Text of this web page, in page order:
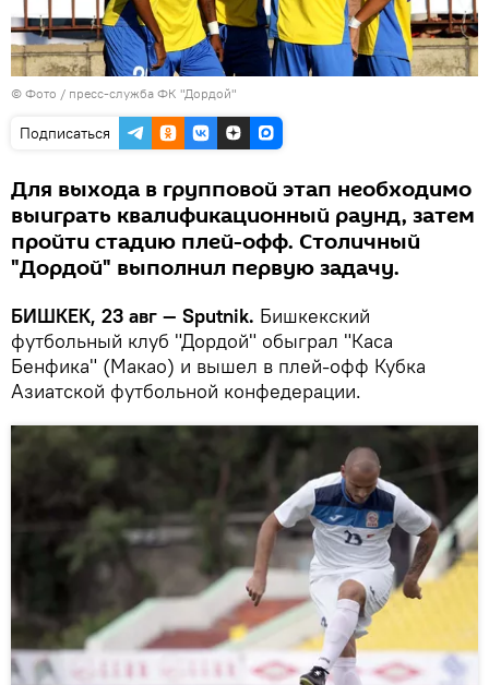
© Фото / пресс-служба ФК "Дордой"
Подписаться
Для выхода в групповой этап необходимо
выиграть квалификационный раунд, затем
пройти стадию плей-офф. Столичный
"Дордой" выполнил первую задачу.
БИШКЕК, 23 авг — Sputnik. Бишкекский
футбольный клуб "Дордой" обыграл "Каса
Бенфика" (Макао) и вышел в плей-офф Кубка
Азиатской футбольной конфедерации.